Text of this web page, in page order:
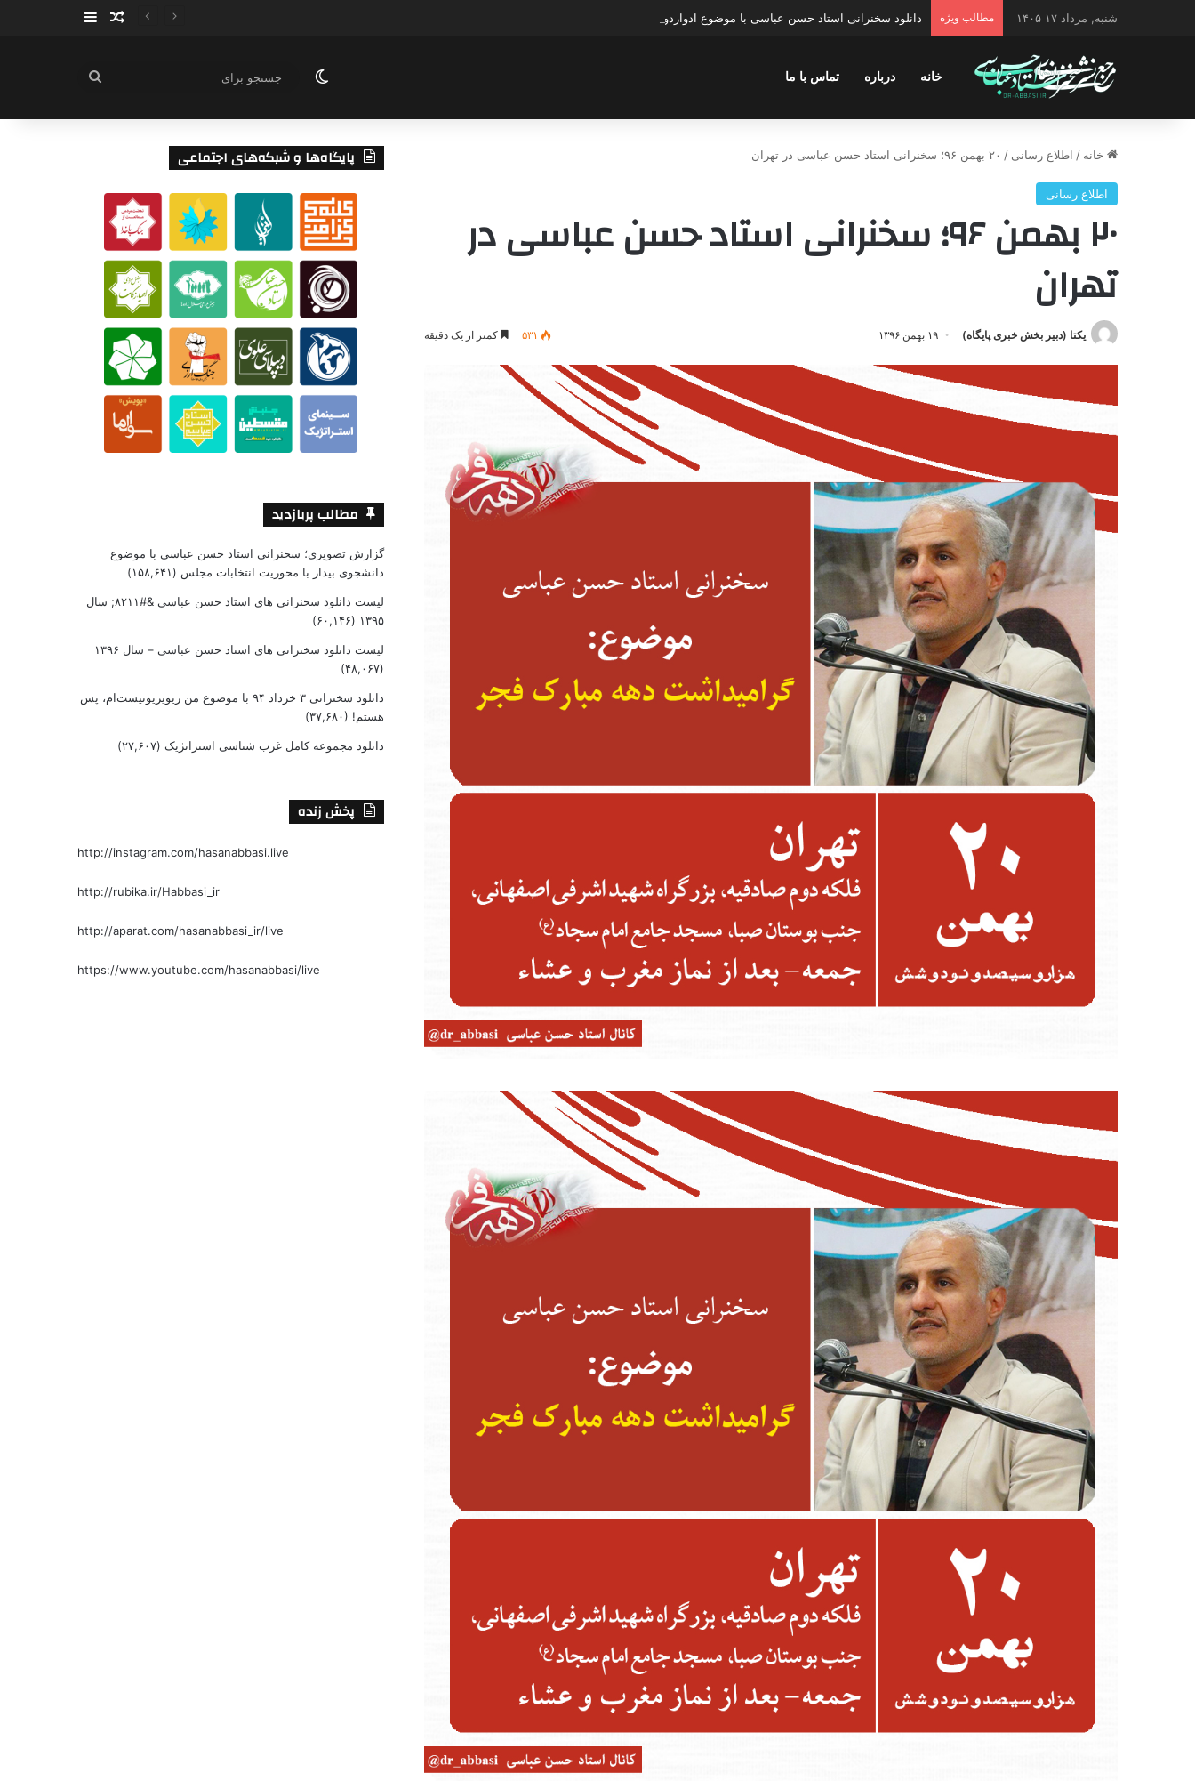
شنبه, مرداد ۱۷ ۱۴۰۵ مطالب ویژه دانلود سخنرانی استاد حسن عباسی با موضوع ادواردو نوشته تصادفی
سایدبار
خانه درباره تماس با ما تغییر پوسته
جستجو
خانه / اطلاع رسانی / ۲۰ بهمن ۹۶؛ سخنرانی استاد حسن عباسی در تهران
اطلاع رسانی
۲۰ بهمن ۹۶؛ سخنرانی استاد حسن عباسی در
تهران
یکتا (دبیر بخش خبری پایگاه) ۱۹ بهمن ۱۳۹۶ ۵۳۱ کمتر از یک دقیقه
پایگاه‌ها و شبکه‌های اجتماعی
مطالب پربازدید
گزارش تصویری؛ سخنرانی استاد حسن عباسی با موضوع
دانشجوی بیدار با محوریت انتخابات مجلس (۱۵۸,۶۴۱)
لیست دانلود سخنرانی های استاد حسن عباسی &#۸۲۱۱; سال
۱۳۹۵ (۶۰,۱۴۶)
لیست دانلود سخنرانی های استاد حسن عباسی – سال ۱۳۹۶
(۴۸,۰۶۷)
دانلود سخنرانی ۳ خرداد ۹۴ با موضوع من ریویزیونیست‌ام، پس
هستم! (۳۷,۶۸۰)
دانلود مجموعه کامل غرب شناسی استراتژیک (۲۷,۶۰۷)
پخش زنده
http://instagram.com/hasanabbasi.live
http://rubika.ir/Habbasi_ir
http://aparat.com/hasanabbasi_ir/live
https://www.youtube.com/hasanabbasi/live